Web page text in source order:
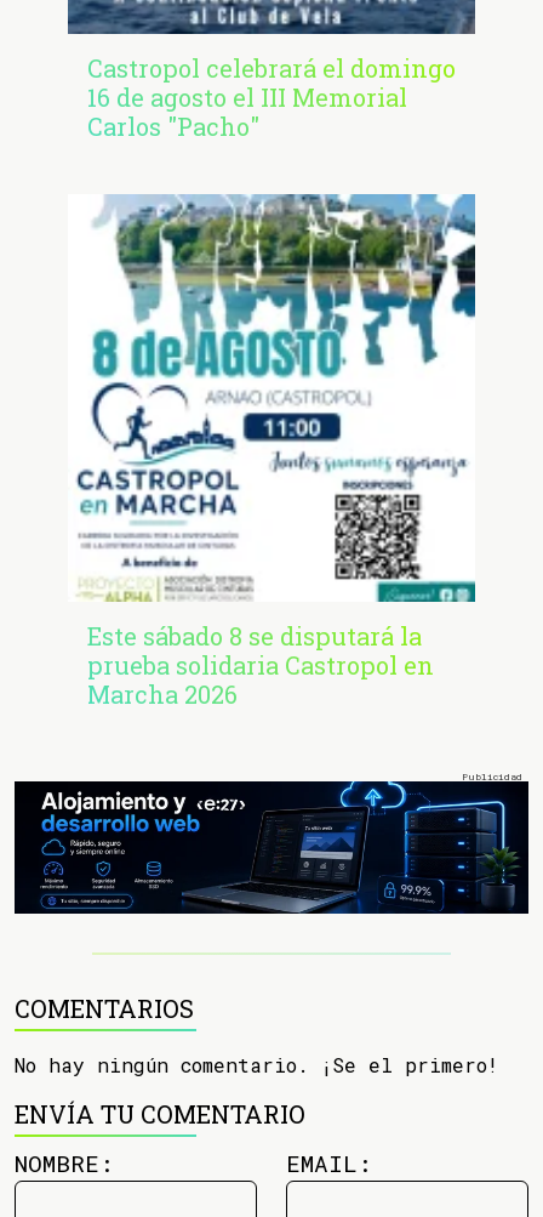
Castropol celebrará el domingo
16 de agosto el III Memorial
Carlos "Pacho"
Este sábado 8 se disputará la
prueba solidaria Castropol en
Marcha 2026
COMENTARIOS
No hay ningún comentario. ¡Se el primero!
ENVÍA TU COMENTARIO
NOMBRE: EMAIL: